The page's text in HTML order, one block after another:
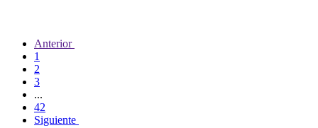
Anterior
1
2
3
...
42
Siguiente